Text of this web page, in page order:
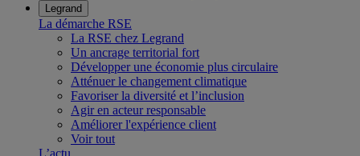
Legrand
La démarche RSE
La RSE chez Legrand
Un ancrage territorial fort
Développer une économie plus circulaire
Atténuer le changement climatique
Favoriser la diversité et l’inclusion
Agir en acteur responsable
Améliorer l'expérience client
Voir tout
L’actu